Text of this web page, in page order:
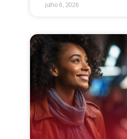
julho 6, 2026